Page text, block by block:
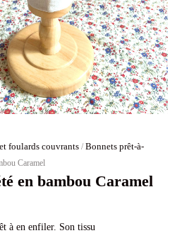
foulards couvrants / Bonnets prêt-à-
Caramel
en bambou Caramel
à en enfiler. Son tissu